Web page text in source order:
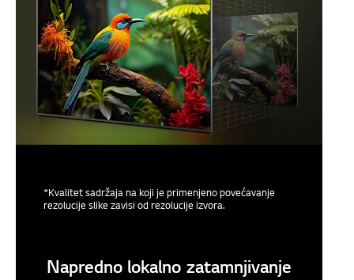
*Kvalitet sadržaja na koji je primenjeno povećavanje
rezolucije slike zavisi od rezolucije izvora.
Napredno lokalno zatamnjivanje